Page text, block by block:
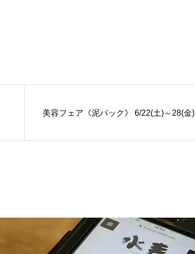
美容フェア《泥パック》 6/22(土)～28(金)